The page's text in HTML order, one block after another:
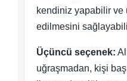
kendiniz yapabilir ve
edilmesini
Üçüncü seçenek:
uğraşmadan, kişi